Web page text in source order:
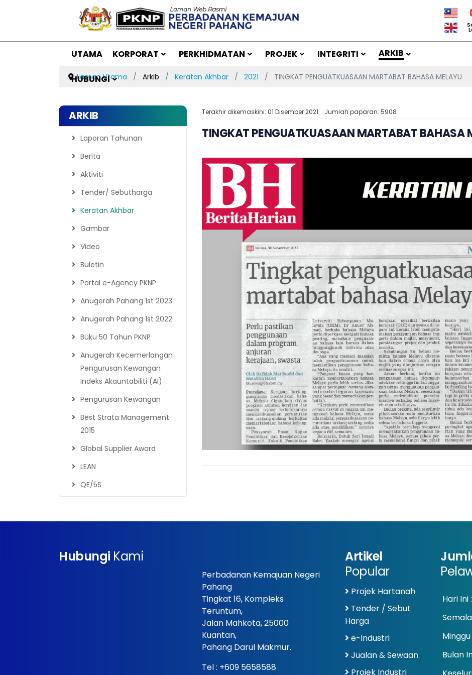
UTAMA KORPORAT PERKHIDMATAN PROJEK INTEGRITI ARKIB
HUBUNGI
Laman Utama Arkib Keratan Akhbar 2021 TINGKAT PENGUATKUASAAN MARTABAT BAHASA MELAYU
ARKIB
Laporan Tahunan
Berita
Aktiviti
Tender/ Sebutharga
Keratan Akhbar
Gambar
Video
Buletin
Portal e-Agency PKNP
Anugerah Pahang 1st 2023
Anugerah Pahang 1st 2022
Buku 50 Tahun PKNP
Anugerah Kecemerlangan
Pengurusan Kewangan
Indeks Akauntabiliti (AI)
Pengurusan Kewangan
Best Strata Management
2015
Global Supplier Award
LEAN
QE/5S
Terakhir dikemaskini: 01 Disember 2021 Jumlah paparan: 5908
TINGKAT PENGUATKUASAAN MARTABAT BAHASA
Hubungi Kami
Perbadanan Kemajuan Negeri
Pahang
Tingkat 16, Kompleks
Teruntum,
Jalan Mahkota, 25000
Kuantan,
Pahang Darul Makmur.
Tel : +609 5658588
Artikel
Popular
Projek Hartanah
Tender / Sebut
Harga
e-Industri
Jualan & Sewaan
Projek Industri
Hari Ini :
Minggu
Bulan